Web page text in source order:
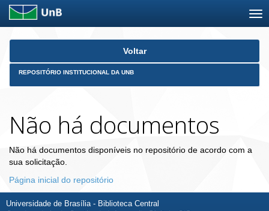
Skip
Voltar
REPOSITÓRIO INSTITUCIONAL DA UNB
Não há documentos
Não há documentos disponíveis no repositório de acordo com a
sua solicitação.
Página inicial do repositório
Universidade de Brasília - Biblioteca Central